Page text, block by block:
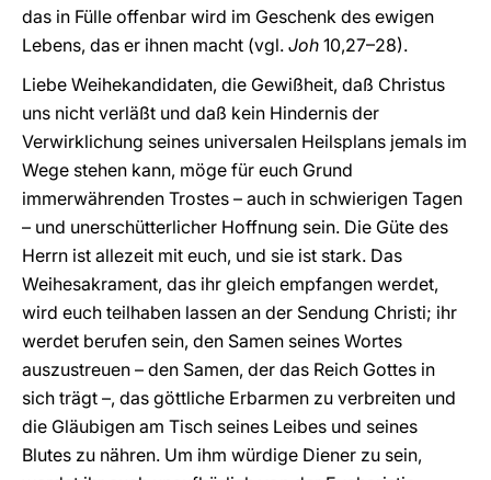
das in Fülle offenbar wird im Geschenk des ewigen
Lebens, das er ihnen macht (vgl. Joh 10,27–28).
Liebe Weihekandidaten, die Gewißheit, daß Christus
uns nicht verläßt und daß kein Hindernis der
Verwirklichung seines universalen Heilsplans jemals im
Wege stehen kann, möge für euch Grund
immerwährenden Trostes – auch in schwierigen Tagen
– und unerschütterlicher Hoffnung sein. Die Güte des
Herrn ist allezeit mit euch, und sie ist stark. Das
Weihesakrament, das ihr gleich empfangen werdet,
wird euch teilhaben lassen an der Sendung Christi; ihr
werdet berufen sein, den Samen seines Wortes
auszustreuen – den Samen, der das Reich Gottes in
sich trägt –, das göttliche Erbarmen zu verbreiten und
die Gläubigen am Tisch seines Leibes und seines
Blutes zu nähren. Um ihm würdige Diener zu sein,